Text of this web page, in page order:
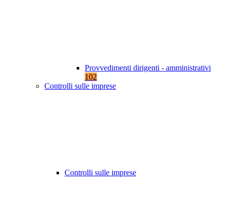
Provvedimenti dirigenti - amministrativi
102
Controlli sulle imprese
Controlli sulle imprese